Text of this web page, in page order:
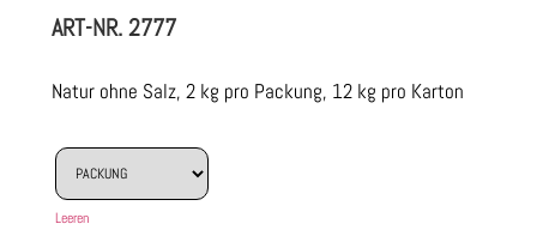
ART-NR.2777
Natur ohne Salz, 2 kg pro Packung, 12 kg pro Karton
Leeren